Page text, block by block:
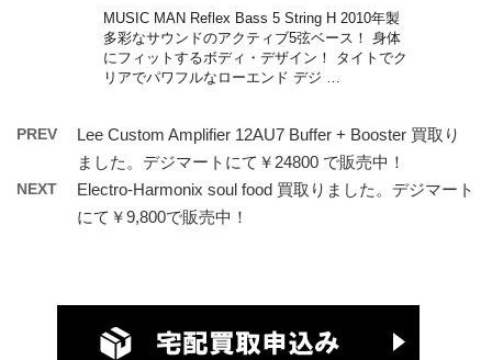
MUSIC MAN Reflex Bass 5 String H 2010年製
多彩なサウンドのアクティブ5弦ベース！ 身体
にフィットするボディ・デザイン！ タイトでク
リアでパワフルなローエンド デジ …
PREV
Lee Custom Amplifier 12AU7 Buffer + Booster 買取り
ました。デジマートにて￥24800 で販売中！
NEXT
Electro-Harmonix soul food 買取りました。デジマート
にて￥9,800で販売中！